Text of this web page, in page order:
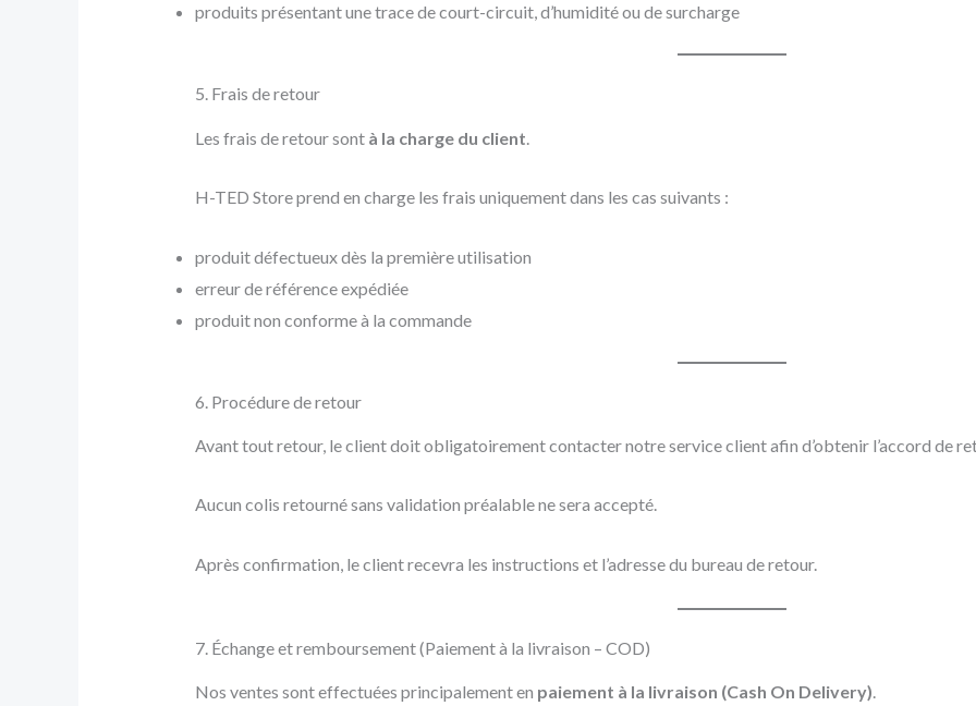
produits présentant une trace de court-circuit, d’humidité ou de surcharge
5. Frais de retour
Les frais de retour sont à la charge du client
H-TED Store prend en charge les frais uniquement dans les cas suivants :
produit défectueux dès la première utilisation
erreur de référence expédiée
produit non conforme à la commande
6. Procédure de retour
Avant tout retour, le client doit obligatoirement contacter notre service client afin d’obtenir l’accord de
Aucun colis retourné sans validation préalable ne sera accepté.
Après confirmation, le client recevra les instructions et l’adresse du bureau de retour.
7. Échange et remboursement (Paiement à la livraison – COD)
Nos ventes sont effectuées principalement en paiement à la livraison (Cash On Delivery).